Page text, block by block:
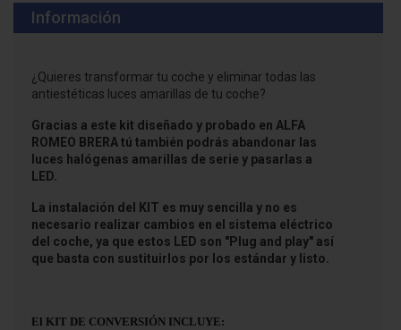
Información
¿Quieres transformar tu coche y eliminar todas las
antiestéticas luces amarillas de tu coche?
Gracias a este kit diseñado y probado en ALFA
ROMEO BRERA tú también podrás abandonar las
luces halógenas amarillas de serie y pasarlas a
LED.
La instalación del KIT es muy sencilla y no es
necesario realizar cambios en el sistema eléctrico
del coche, ya que estos LED son "Plug and play" así
que basta con sustituirlos por los estándar y listo.
El KIT DE CONVERSIÓN INCLUYE: